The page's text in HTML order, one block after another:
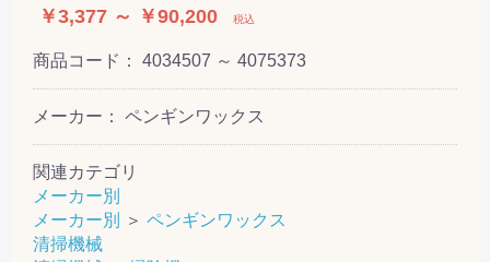
￥3,377 ～ ￥90,200 税込
商品コード： 4034507 ～ 4075373
メーカー： ペンギンワックス
関連カテゴリ
メーカー別
メーカー別
＞ ペンギンワックス
清掃機械